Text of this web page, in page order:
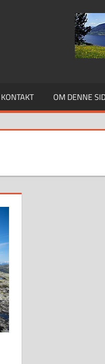
KONTAKT OM DENNE